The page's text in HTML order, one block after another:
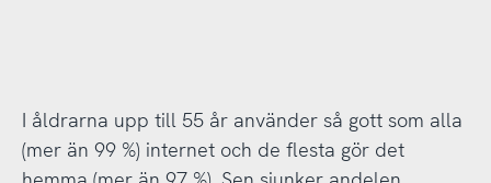
I åldrarna upp till 55 år använder så gott som alla
(mer än 99 %) internet och de flesta gör det